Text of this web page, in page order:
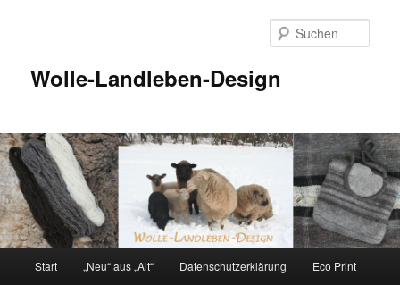
Wolle-Landleben-Design
Zum
Start „Neu“ aus „Alt“ Datenschutzerklärung Eco Print